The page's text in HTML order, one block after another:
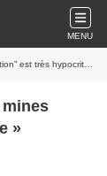
MENU
est très hypocrite »
»